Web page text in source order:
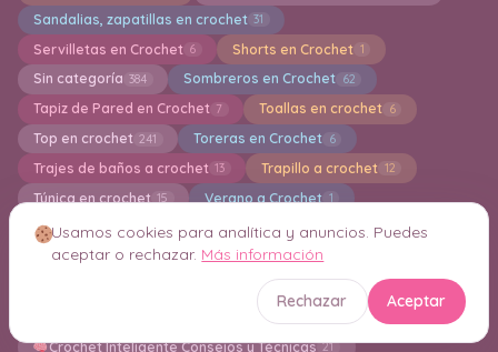
Sandalias, zapatillas en crochet 31
Servilletas en Crochet 6 Shorts en Crochet 1
Sin categoría 384 Sombreros en Crochet 62
Tapiz de Pared en Crochet 7 Toallas en crochet 6
Top en crochet 241 Toreras en Crochet 6
Trajes de baños a crochet 13 Trapillo a crochet 12
Túnica en crochet 15 Verano a Crochet 1
Vestidos a crochet para muñecas Barbie 8
Vestidos en Crochet 99 Vestidos para Niñas en crochet
Zapatillas y Pantuflas a Cochet 41
Crochet Inteligente Consejos y Técnicas 21
Usamos cookies para analítica y anuncios. Puedes
aceptar o rechazar. Más información
Rechazar Aceptar